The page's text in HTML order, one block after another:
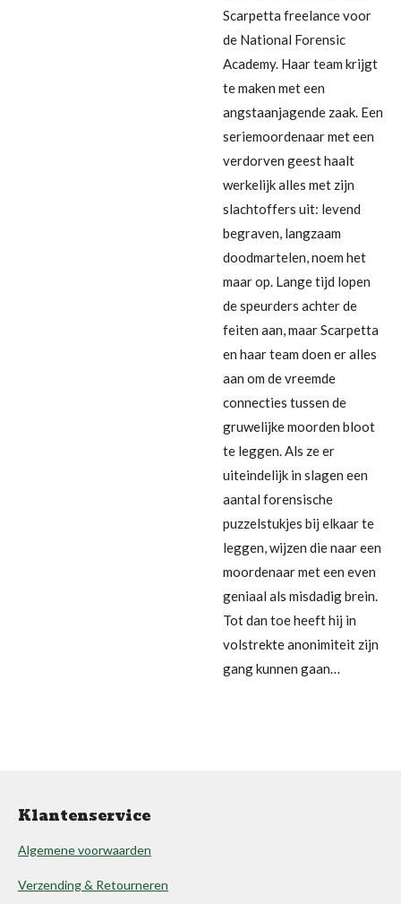
Scarpetta freelance voor
de National Forensic
Academy. Haar team krijgt
te maken met een
angstaanjagende zaak. Een
seriemoordenaar met een
verdorven geest haalt
werkelijk alles met zijn
slachtoffers uit: levend
begraven, langzaam
doodmartelen, noem het
maar op. Lange tijd lopen
de speurders achter de
feiten aan, maar Scarpetta
en haar team doen er alles
aan om de vreemde
connecties tussen de
gruwelijke moorden bloot
te leggen. Als ze er
uiteindelijk in slagen een
aantal forensische
puzzelstukjes bij elkaar te
leggen, wijzen die naar een
moordenaar met een even
geniaal als misdadig brein.
Tot dan toe heeft hij in
volstrekte anonimiteit zijn
gang kunnen gaan…
Klantenservice
Algemene voorwaarden
Verzending & Retourneren